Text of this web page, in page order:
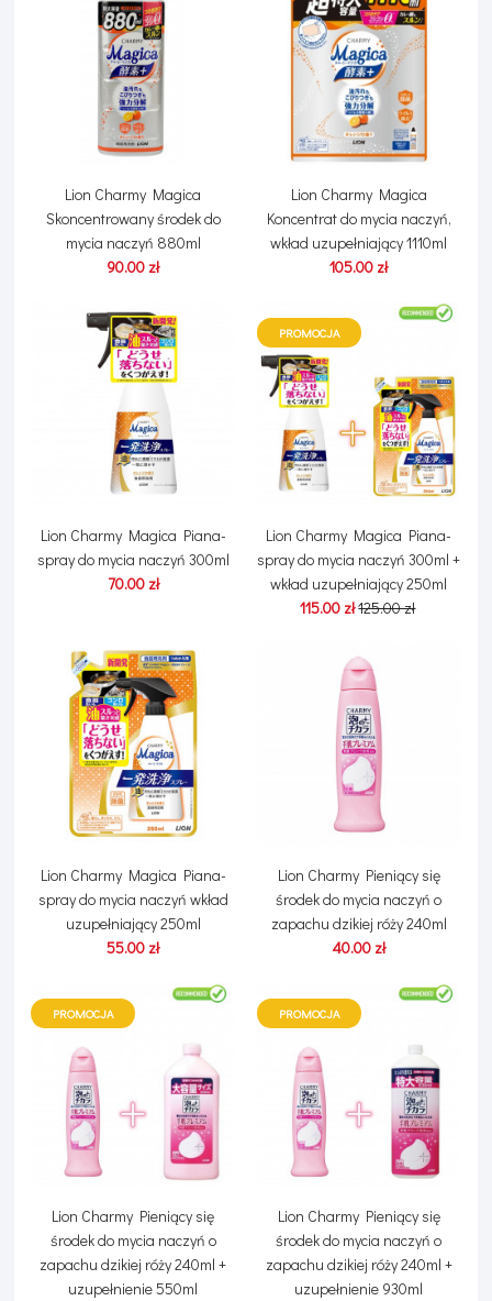
Lion Charmy Magica
Skoncentrowany środek do
mycia naczyń 880ml
90.00 zł
Lion Charmy Magica
Koncentrat do mycia naczyń,
wkład uzupełniający 1110ml
105.00 zł
Lion Charmy Magica Piana-
spray do mycia naczyń 300ml
70.00 zł
PROMOCJA
Lion Charmy Magica Piana-
spray do mycia naczyń 300ml +
wkład uzupełniający 250ml
115.00 zł125.00 zł
Lion Charmy Magica Piana-
spray do mycia naczyń wkład
uzupełniający 250ml
55.00 zł
Lion Charmy Pieniący się
środek do mycia naczyń o
zapachu dzikiej róży 240ml
40.00 zł
PROMOCJA
Lion Charmy Pieniący się
środek do mycia naczyń o
zapachu dzikiej róży 240ml +
uzupełnienie 550ml
PROMOCJA
Lion Charmy Pieniący się
środek do mycia naczyń o
zapachu dzikiej róży 240ml +
uzupełnienie 930ml